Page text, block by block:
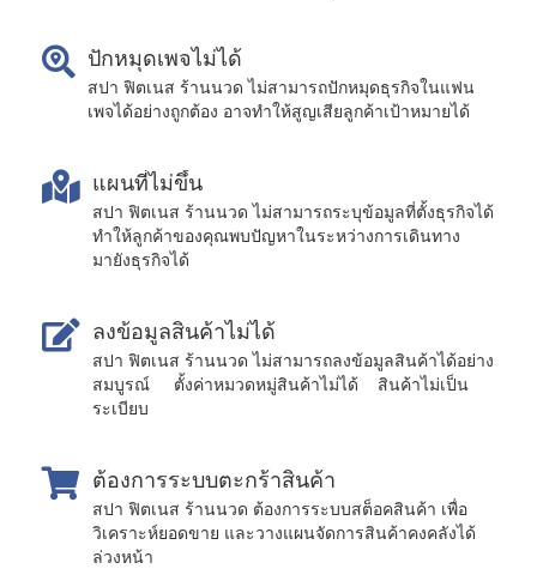
ปักหมุดเพจไม่ได้
สปา ฟิตเนส ร้านนวด ไม่สามารถปักหมุดธุรกิจในแฟน
เพจได้อย่างถูกต้อง อาจทำให้สูญเสียลูกค้าเป้าหมายได้
แผนที่ไม่ขึ้น
สปา ฟิตเนส ร้านนวด ไม่สามารถระบุข้อมูลที่ตั้งธุรกิจได้
ทำให้ลูกค้าของคุณพบปัญหาในระหว่างการเดินทาง
มายังธุรกิจได้
ลงข้อมูลสินค้าไม่ได้
สปา ฟิตเนส ร้านนวด ไม่สามารถลงข้อมูลสินค้าได้อย่าง
สมบูรณ์ ตั้งค่าหมวดหมู่สินค้าไม่ได้ สินค้าไม่เป็น
ระเบียบ
ต้องการระบบตะกร้าสินค้า
สปา ฟิตเนส ร้านนวด ต้องการระบบสต็อคสินค้า เพื่อ
วิเคราะห์ยอดขาย และวางแผนจัดการสินค้าคงคลังได้
ล่วงหน้า